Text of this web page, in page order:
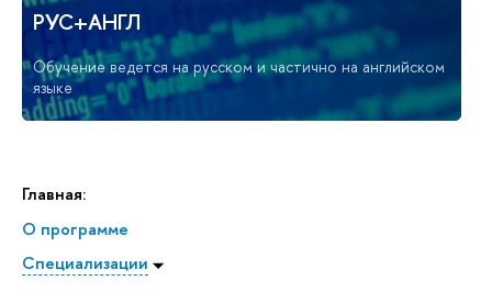
Главная:
О программе
Специализации
РУС+АНГЛ
Обучение ведется на русском и частично на английском
языке